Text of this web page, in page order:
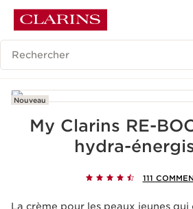
ALLER AU CONTENU
ALLER AU PIED DE PAGE
Historique des recherches
Nouveau
My Clarins RE-
hydra-
111
La crème pour les peaux jeunes